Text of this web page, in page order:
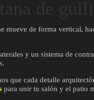
mueve de forma vertical,
y un sistema de
que cada detalle
para unir tu salón y el patio